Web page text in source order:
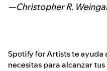
—Christopher R.
Spotify for Artists te ayuda
necesitas para alcanzar tus